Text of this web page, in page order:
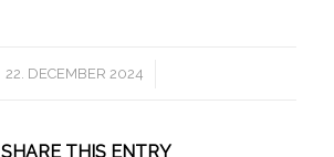
22. DECEMBER 2024
/
SHARE THIS ENTRY